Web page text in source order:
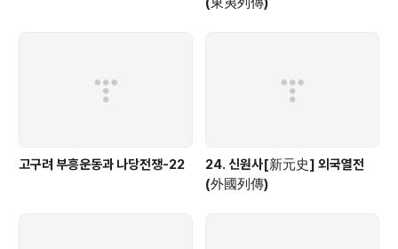
고구려 부흥운동과 나당전쟁-22
24. 신원사[新元史] 외국열전
(外國列傳)